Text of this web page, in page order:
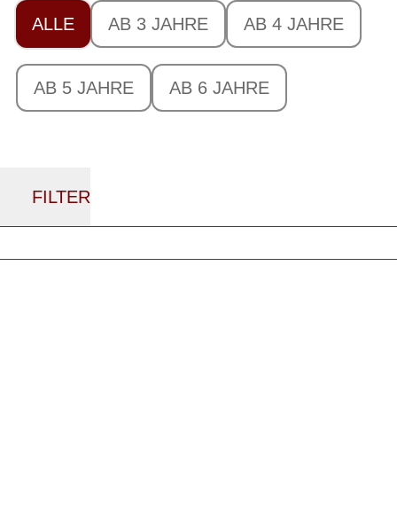
ALLE AB 3 JAHRE AB 4 JAHRE
AB 5 JAHRE AB 6 JAHRE
FILTER